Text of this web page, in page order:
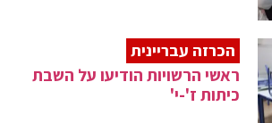
הכרזה עבריינית
ראשי הרשויות הודיעו על השבת
כיתות ז'-י'